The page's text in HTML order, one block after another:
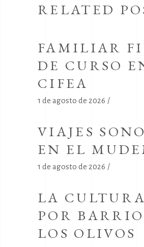
RELATED
FAMILIAR
DE CURSO
CIFEA
1 de agosto de 2026
VIAJES
EN EL
1 de agosto de 2026
LA
POR
LOS OLIVOS